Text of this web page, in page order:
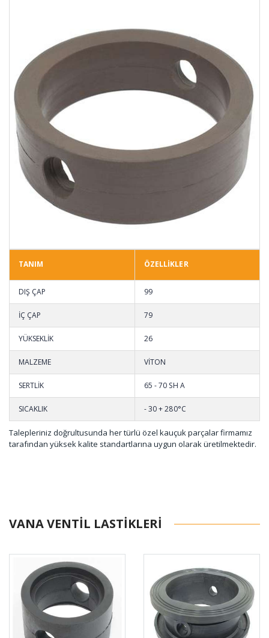
TANIM ÖZELLİKLER
DIŞ ÇAP 99
İÇ ÇAP 79
YÜKSEKLİK 26
MALZEME VİTON
SERTLİK 65 - 70 SH A
SICAKLIK - 30 + 280°C
Talepleriniz doğrultusunda her türlü özel kauçuk parçalar firmamız
tarafından yüksek kalite standartlarına uygun olarak üretilmektedir.
VANA VENTIL LASTIKLERI